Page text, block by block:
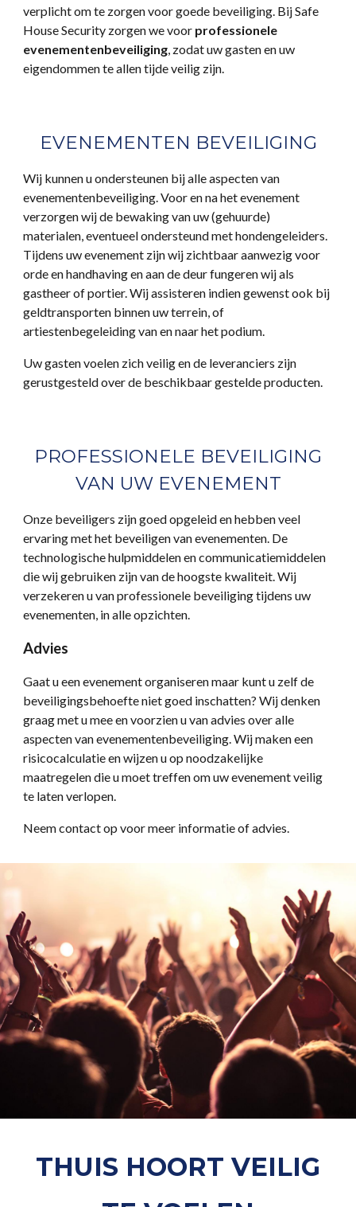
verplicht om te zorgen voor goede beveiliging. Bij Safe
House Security zorgen we voor professionele
evenementenbeveiliging, zodat uw gasten en uw
eigendommen te allen tijde veilig zijn.
EVENEMENTEN BEVEILIGING
Wij kunnen u ondersteunen bij alle aspecten van
evenementenbeveiliging. Voor en na het evenement
verzorgen wij de bewaking van uw (gehuurde)
materialen, eventueel ondersteund met hondengeleiders.
Tijdens uw evenement zijn wij zichtbaar aanwezig voor
orde en handhaving en aan de deur fungeren wij als
gastheer of portier. Wij assisteren indien gewenst ook bij
geldtransporten binnen uw terrein, of
artiestenbegeleiding van en naar het podium.
Uw gasten voelen zich veilig en de leveranciers zijn
gerustgesteld over de beschikbaar gestelde producten.
PROFESSIONELE BEVEILIGING
VAN UW EVENEMENT
Onze beveiligers zijn goed opgeleid en hebben veel
ervaring met het beveiligen van evenementen. De
technologische hulpmiddelen en communicatiemiddelen
die wij gebruiken zijn van de hoogste kwaliteit. Wij
verzekeren u van professionele beveiliging tijdens uw
evenementen, in alle opzichten.
Advies
Gaat u een evenement organiseren maar kunt u zelf de
beveiligingsbehoefte niet goed inschatten? Wij denken
graag met u mee en voorzien u van advies over alle
aspecten van evenementenbeveiliging. Wij maken een
risicocalculatie en wijzen u op noodzakelijke
maatregelen die u moet treffen om uw evenement veilig
te laten verlopen.
Neem contact op voor meer informatie of advies.
THUIS HOORT VEILIG